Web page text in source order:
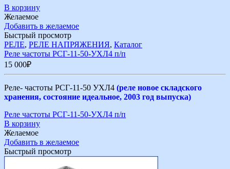
В корзину
Желаемое
Добавить в желаемое
Быстрый просмотр
РЕЛЕ, РЕЛЕ НАПРЯЖЕНИЯ, Каталог
Реле частоты РСГ-11-50-УХЛ4 п/п
15 000₽
Реле- частоты РСГ-11-50 УХЛ4 (реле новое складского
хранения, состояние идеальное, 2003 год выпуска)
Реле частоты РСГ-11-50-УХЛ4 п/п
В корзину
Желаемое
Добавить в желаемое
Быстрый просмотр